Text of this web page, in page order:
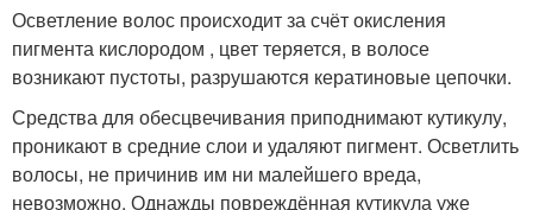
Осветление волос происходит за счёт окисления
пигмента кислородом , цвет теряется, в волосе
возникают пустоты, разрушаются кератиновые цепочки.
Средства для обесцвечивания приподнимают кутикулу,
проникают в средние слои и удаляют пигмент. Осветлить
волосы, не причинив им ни малейшего вреда,
невозможно. Однажды повреждённая кутикула уже